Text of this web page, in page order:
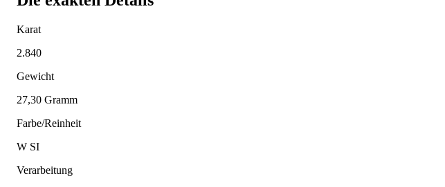
Karat
2.840
Gewicht
27,30 Gramm
Farbe/Reinheit
W SI
Verarbeitung